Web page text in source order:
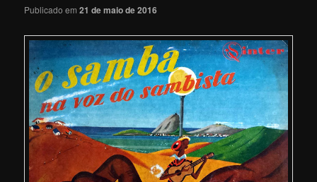
Publicado em21 de maio de 2016